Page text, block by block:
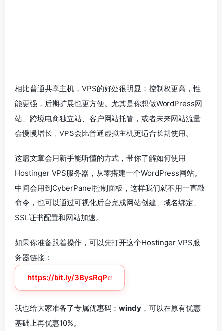
相比普通共享主机，VPS的好处很明显：控制权更高，性
能更强，后期扩展也更方便。尤其是你想做WordPress网
站、跨境电商独立站、客户网站托管，或者未来网站流量
会慢慢增长，VPS会比普通虚拟主机更适合长期使用。
这篇文章会用新手能听懂的方式，带你了解如何使用
Hostinger VPS服务器，从零搭建一个WordPress网站。
中间会用到CyberPanel控制面板，这样我们就不用一直敲
命令，也可以通过可视化后台完成网站创建、域名绑定、
SSL证书配置和网站加速。
如果你准备跟着操作，可以先打开这个Hostinger VPS服
务器链接：
https://bit.ly/3BysRqP
我也给大家准备了专属优惠码： windy ，可以在原有优惠
基础上再优惠10%。